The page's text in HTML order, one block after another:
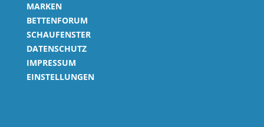
MARKEN
BETTENFORUM
SCHAUFENSTER
DATENSCHUTZ
IMPRESSUM
EINSTELLUNGEN